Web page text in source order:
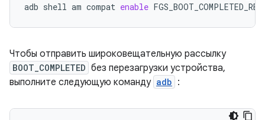
adb shell am compat enable
Чтобы отправить широковещательную рассылку
BOOT_COMPLETED без перезагрузки устройства,
выполните следующую команду adb :